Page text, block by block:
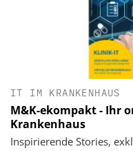
IT IM KRANKENHAUS
M&K-ekompakt - Ihr
Krankenhaus
Inspirierende Stories,